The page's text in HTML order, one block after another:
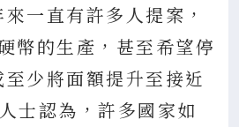
一直有許多人提案，
幣的生產，甚至希望停
少將面額提升至接近
士認為，許多國家如